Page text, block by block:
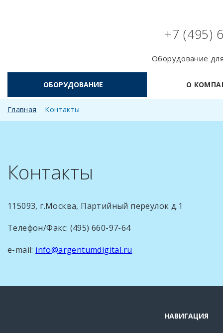
+7 (495)
Оборудование
ОБОРУДОВАНИЕ О
Главная Контакты
Контакты
115093, г.Москва, Партийный переулок д.1
Телефон/Факс: (495) 660-97-64
e-mail: info@argentumdigital.ru
НАВИГАЦИЯ